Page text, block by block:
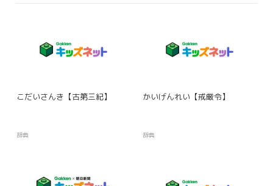
こだいさんき【古第三紀】
辞典
かいげんれい【戒厳令】
辞典